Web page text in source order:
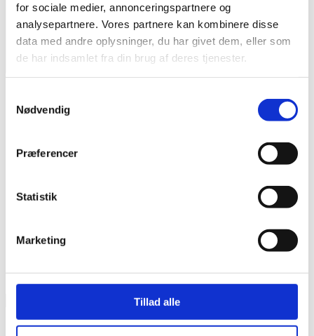
for sociale medier, annonceringspartnere og
analysepartnere. Vores partnere kan kombinere disse
data med andre oplysninger, du har givet dem, eller som
de har indsamlet fra din brug af deres tjenester.
Nødvendig
Præferencer
Statistik
Marketing
Tillad alle
Open menu Close menu
Genbrugspladser
Affald
Fjernvarme
hjemmesiden
Søg
Selvbetjening